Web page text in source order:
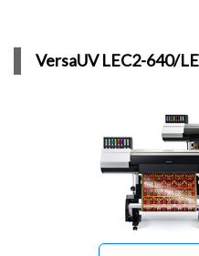
VersaUV LEC2-640/